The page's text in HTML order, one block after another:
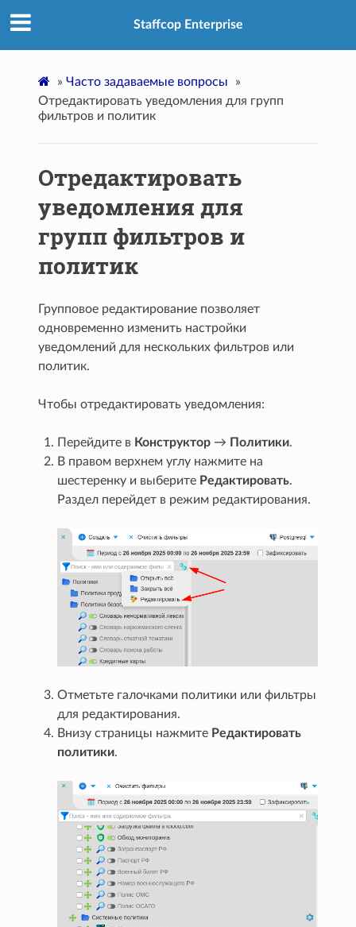
Staffcop Enterprise
» Часто задаваемые вопросы
»
Отредактировать уведомления для групп
фильтров и политик
Отредактировать
уведомления для
групп фильтров и
политик
Групповое редактирование позволяет
одновременно изменить настройки
уведомлений для нескольких фильтров или
политик.
Чтобы отредактировать уведомления:
Перейдите в Конструктор → Политики.
В правом верхнем углу нажмите на
шестеренку и выберите Редактировать.
Раздел перейдет в режим редактирования.
Отметьте галочками политики или фильтры
для редактирования.
Внизу страницы нажмите Редактировать
политики.